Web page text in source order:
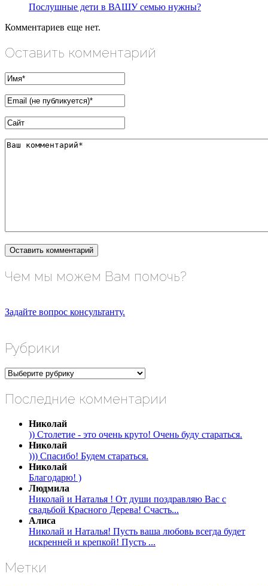
Послушные дети в ВАШУ семью нужны?
Комментариев еще нет.
Оставить комментарий
Чем мы можем Вам помочь?
Задайте вопрос консультанту.
Рубрики
Рубрики
Последние комментарии
Николай
)) Столетие - это очень круто! Очень буду стараться.
Николай
))) Спасибо! Будем стараться.
Николай
Благодарю! )
Людмила
Николай и Наталья ! От души поздравляю Вас с
свадьбой Красного Дерева! Счасть...
Алиса
Николай и Наталья! Пусть ваша любовь всегда будет
искренней и крепкой! Пусть ...
Метки